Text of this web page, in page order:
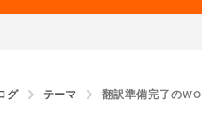
グ テーマ 翻訳準備完了のWORDPRESSテーマを見つ